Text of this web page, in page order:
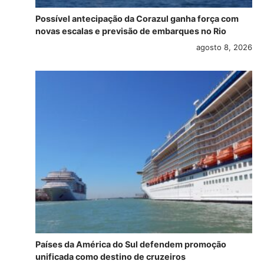
Possível antecipação da Corazul ganha força com
novas escalas e previsão de embarques no Rio
agosto 8, 2026
Países da América do Sul defendem promoção
unificada como destino de cruzeiros